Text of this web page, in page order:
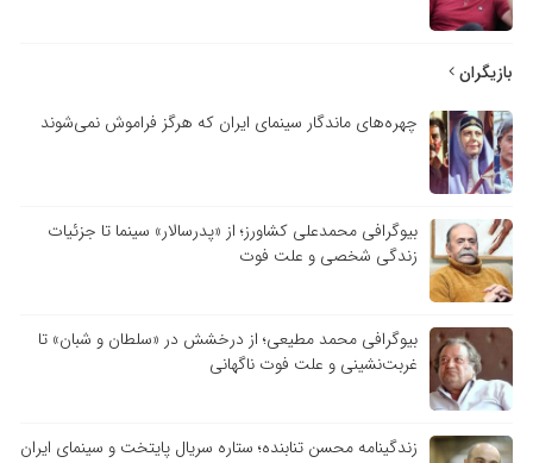
بازیگران
چهره‌های ماندگار سینمای ایران که هرگز فراموش نمی‌شوند
بیوگرافی محمدعلی کشاورز؛ از «پدرسالار» سینما تا جزئیات
زندگی شخصی و علت فوت
بیوگرافی محمد مطیعی؛ از درخشش در «سلطان و شبان» تا
غربت‌نشینی و علت فوت ناگهانی
زندگینامه محسن تنابنده؛ ستاره سریال پایتخت و سینمای ایران